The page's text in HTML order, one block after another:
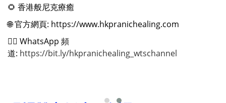
🌻 香港般尼克療癒
🌐官方網頁: https://www.hkpranichealing.com
✍🏻 WhatsApp 頻
道: https://bit.ly/hkpranichealing_wtschannel